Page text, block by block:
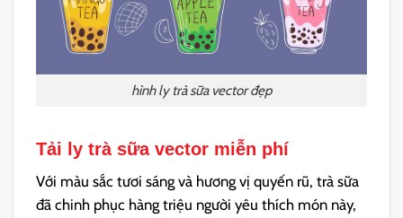
hình ly trà sữa vector đẹp
Tải ly trà sữa vector miễn phí
Với màu sắc tươi sáng và hương vị quyến rũ, trà sữa
đã chinh phục hàng triệu người yêu thích món này,